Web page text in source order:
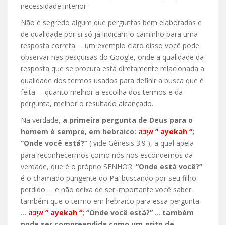
necessidade interior.
Não é segredo algum que perguntas bem elaboradas e
de qualidade por si só já indicam o caminho para uma
resposta correta … um exemplo claro disso você pode
observar nas pesquisas do Google, onde a qualidade da
resposta que se procura está diretamente relacionada a
qualidade dos termos usados para definir a busca que é
feita … quanto melhor a escolha dos termos e da
pergunta, melhor o resultado alcançado.
Na verdade, a primeira pergunta de Deus para o
homem é sempre, em hebraico:
אַיֶּכָּה ” ayekah “;
“Onde você está?” ( vide Gênesis 3:9 ), a qual apela
para reconhecermos como nós nos escondemos da
verdade, que é o próprio SENHOR. “Onde está você?”
é o chamado pungente do Pai buscando por seu filho
perdido … e não deixa de ser importante você saber
também que o termo em hebraico para essa pergunta
…
אַיֶּכָּה ” ayekah “; “Onde você está?” … também